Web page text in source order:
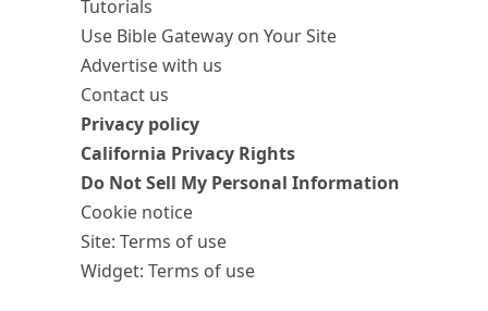
Tutorials
Use Bible Gateway on Your Site
Advertise with us
Contact us
Privacy policy
California Privacy Rights
Do Not Sell My Personal Information
Cookie notice
Site: Terms of use
Widget: Terms of use